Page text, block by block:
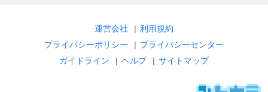
運営会社 | 利用規約
プライバシーポリシー
| プライバシーセンター
ガイドライン
| ヘルプ | サイトマップ